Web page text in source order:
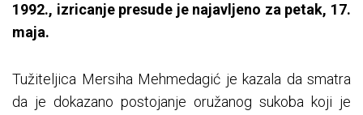
1992., izricanje presude je najavljeno za petak, 17.
maja.
Tužiteljica Mersiha Mehmedagić je kazala da smatra
da je dokazano postojanje oružanog sukoba koji je